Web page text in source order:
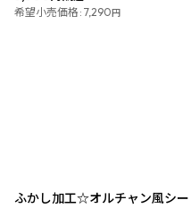
希望小売価格 : 7,290円
ふかし加工☆オルチャン風シー